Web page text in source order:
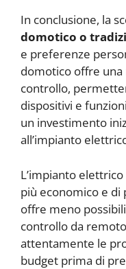
In conclusione, la
domotico o
e preferenze
domotico offre
controllo,
dispositivi e
un investimento
all’impianto
L’impianto
più economico e di
offre meno
controllo da
attentamente le
budget prima di